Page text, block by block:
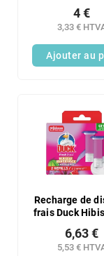
toilettes et
bain 435
3,33 €
4 €
Ajouter au
Recharge de
frais Duck
5,53 €
6,63 €